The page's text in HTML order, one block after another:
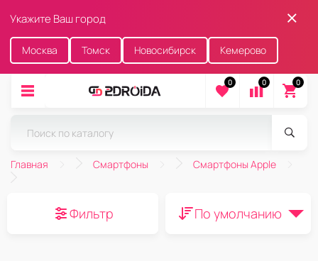
Укажите Ваш город
Москва Томск Новосибирск Кемерово
0 0 0
Главная Смартфоны Смартфоны Apple
Фильтр По умолчанию